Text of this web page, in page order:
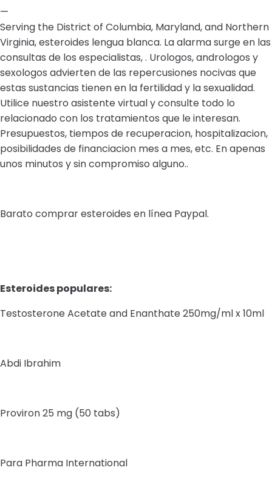
—
Serving the District of Columbia, Maryland, and Northern
Virginia, esteroides lengua blanca. La alarma surge en las
consultas de los especialistas, . Urologos, andrologos y
sexologos advierten de las repercusiones nocivas que
estas sustancias tienen en la fertilidad y la sexualidad.
Utilice nuestro asistente virtual y consulte todo lo
relacionado con los tratamientos que le interesan.
Presupuestos, tiempos de recuperacion, hospitalizacion,
posibilidades de financiacion mes a mes, etc. En apenas
unos minutos y sin compromiso alguno..
Barato comprar esteroides en línea Paypal.
Esteroides populares:
Testosterone Acetate and Enanthate 250mg/ml x 10ml
Abdi Ibrahim
Proviron 25 mg (50 tabs)
Para Pharma International